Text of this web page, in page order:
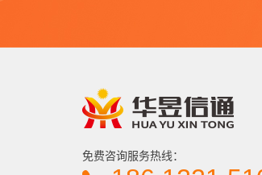
免费咨询服务热线：